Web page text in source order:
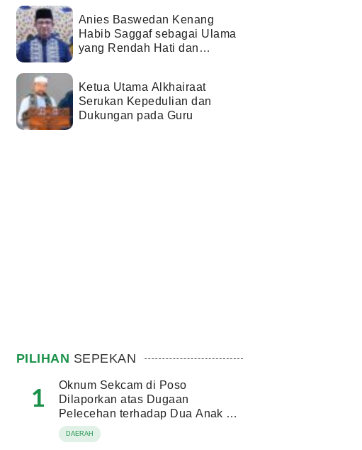
Anies Baswedan Kenang
Habib Saggaf sebagai Ulama
yang Rendah Hati dan
Ketua Utama Alkhairaat
Serukan Kepedulian dan
Dukungan pada Guru
PILIHAN SEPEKAN
1
Oknum Sekcam di Poso
Dilaporkan atas Dugaan
Pelecehan terhadap Dua Anak di
Bawah Umur
DAERAH